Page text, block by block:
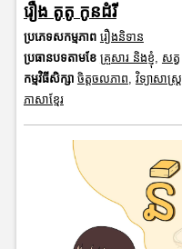
រឿង តូតូ កូនដំរី
ប្រភេទសកម្មភាព រឿងនិទាន
ប្រធានបទតាមខែ គ្រួសារ និងខ្ញុំ
សត្វ
កម្មវិធីសិក្សា ចិត្តចលភាព វិទ្យាសាស្រ្ត
ភាសាខ្មែរ